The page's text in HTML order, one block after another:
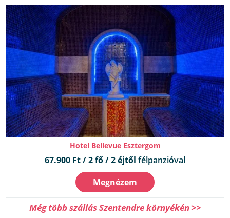
Hotel Bellevue Esztergom
67.900 Ft / 2 fő / 2 éjtől félpanzióval
Megnézem
Még több szállás Szentendre környékén >>